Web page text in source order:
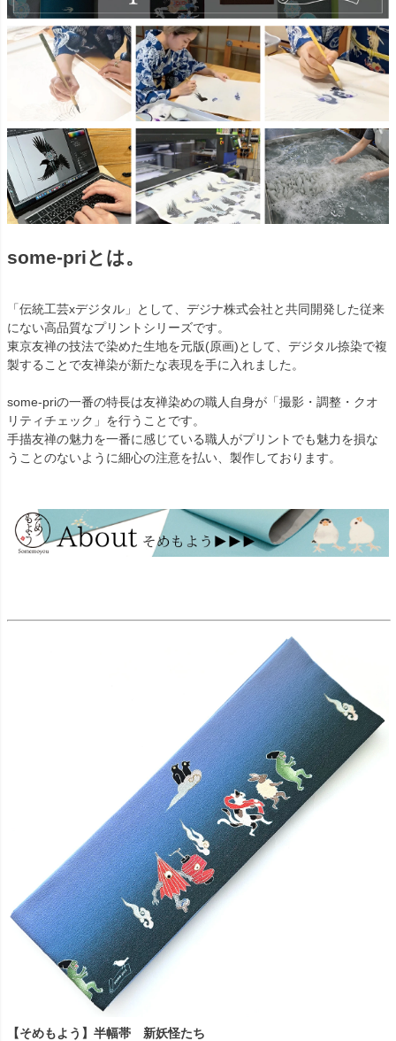
some-priとは。
「伝統工芸xデジタル」として、デジナ株式会社と共同開発した従来
にない高品質なプリントシリーズです。
東京友禅の技法で染めた生地を元版(原画)として、デジタル捺染で複
製することで友禅染が新たな表現を手に入れました。
some-priの一番の特長は友禅染めの職人自身が「撮影・調整・クオ
リティチェック」を行うことです。
手描友禅の魅力を一番に感じている職人がプリントでも魅力を損な
うことのないように細心の注意を払い、製作しております。
【そめもよう】半幅帯 新妖怪たち